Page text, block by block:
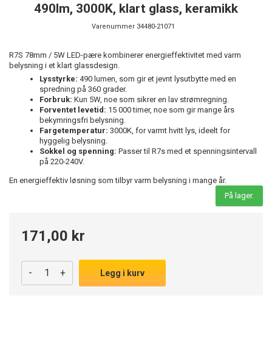
490lm, 3000K, klart glass, keramikk
Varenummer 34480-21071
R7S 78mm / 5W LED-pære kombinerer energieffektivitet med varm
belysning i et klart glassdesign.
Lysstyrke: 490 lumen, som gir et jevnt lysutbytte med en
spredning på 360 grader.
Forbruk: Kun 5W, noe som sikrer en lav strømregning.
Forventet levetid: 15 000 timer, noe som gir mange års
bekymringsfri belysning.
Fargetemperatur: 3000K, for varmt hvitt lys, ideelt for
hyggelig belysning.
Sokkel og spenning: Passer til R7s med et spenningsintervall
på 220-240V.
En energieffektiv løsning som tilbyr varm belysning i mange år.
På lager.
171,00 kr
- + Legg i kurv